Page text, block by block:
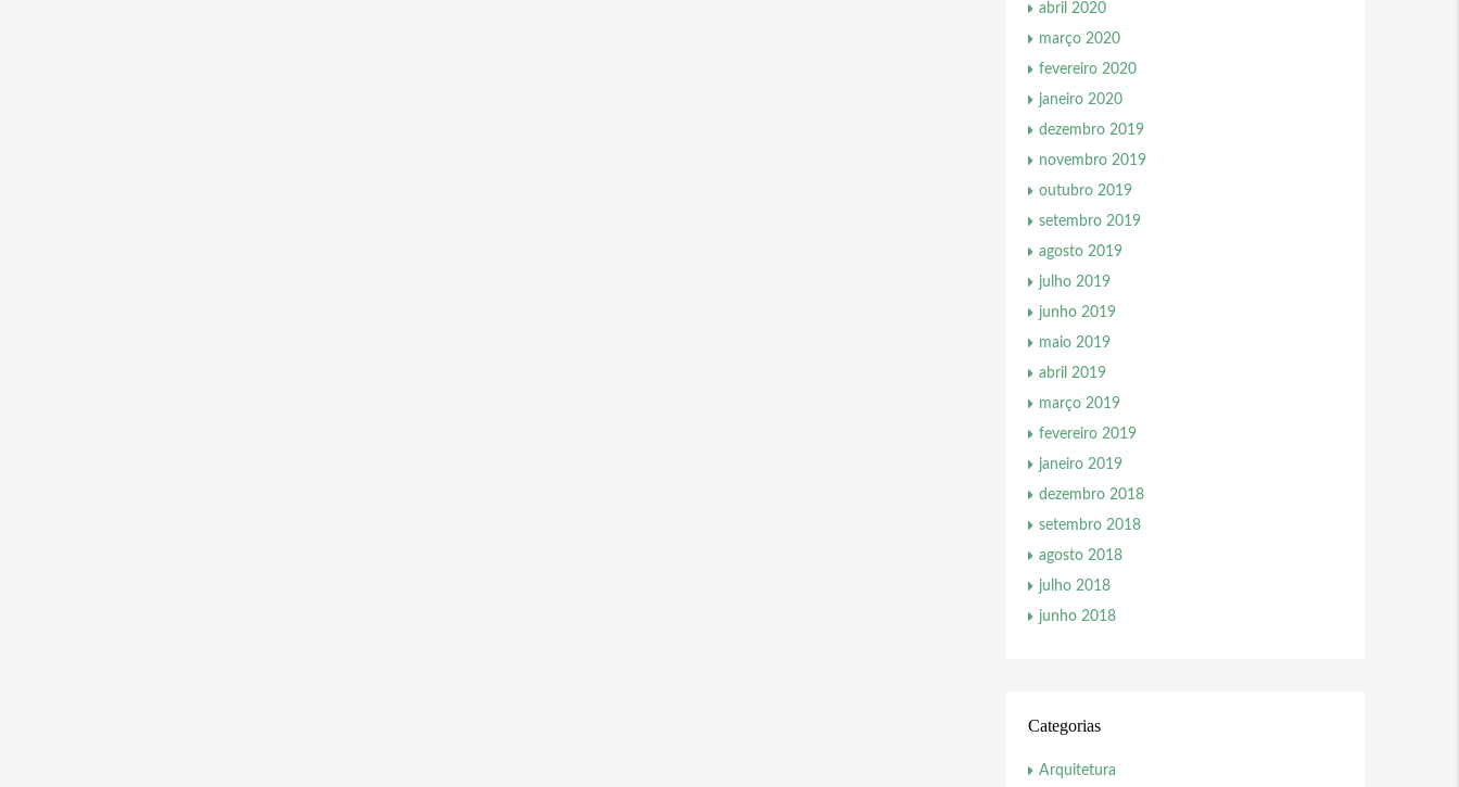
abril 2020
março 2020
fevereiro 2020
janeiro 2020
dezembro 2019
novembro 2019
outubro 2019
setembro 2019
agosto 2019
julho 2019
junho 2019
maio 2019
abril 2019
março 2019
fevereiro 2019
janeiro 2019
dezembro 2018
setembro 2018
agosto 2018
julho 2018
junho 2018
Categorias
Arquitetura